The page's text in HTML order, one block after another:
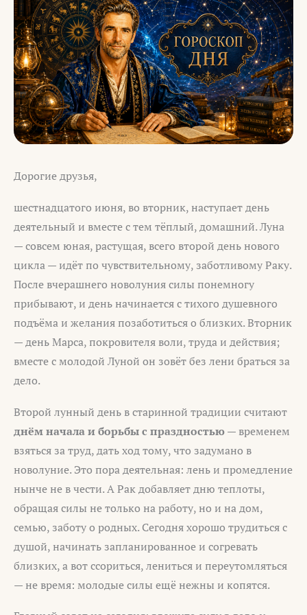
Дорогие друзья,
шестнадцатого июня, во вторник, наступает день
деятельный и вместе с тем тёплый, домашний. Луна
— совсем юная, растущая, всего второй день нового
цикла — идёт по чувствительному, заботливому Раку.
После вчерашнего новолуния силы понемногу
прибывают, и день начинается с тихого душевного
подъёма и желания позаботиться о близких. Вторник
— день Марса, покровителя воли, труда и действия;
вместе с молодой Луной он зовёт без лени браться за
дело.
Второй лунный день в старинной традиции считают
днём начала и борьбы с праздностью— временем
взяться за труд, дать ход тому, что задумано в
новолуние. Это пора деятельная: лень и промедление
нынче не в чести. А Рак добавляет дню теплоты,
обращая силы не только на работу, но и на дом,
семью, заботу о родных. Сегодня хорошо трудиться с
душой, начинать запланированное и согревать
близких, а вот ссориться, лениться и переутомляться
— не время: молодые силы ещё нежны и копятся.